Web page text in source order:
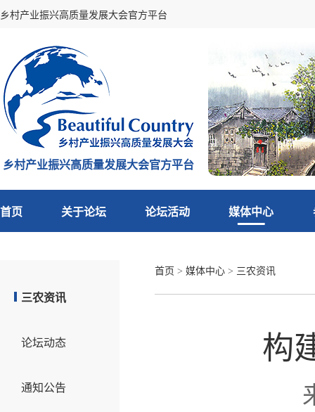
乡村产业振兴高质量发展大会官方平台
乡村产业振兴高质量发展大会官方平台
首页 关于论坛 论坛活动 媒体中心
三农资讯
论坛动态
通知公告
首页 > 媒体中心 > 三农资讯
构